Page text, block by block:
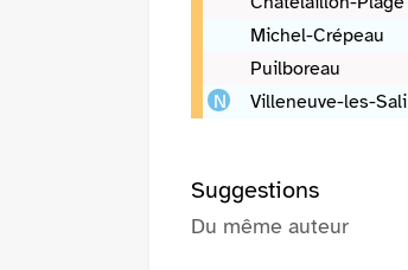
Spécimen
Claviere
Michel-Crépeau
Puilboreau
Villeneuve-les-
Suggestions
Du même auteur